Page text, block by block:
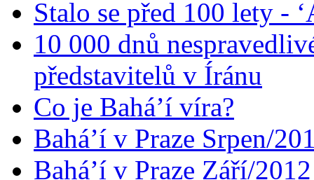
Stalo se před 100 lety -
10 000 dnů
představitelů v Íránu
Co je Bahá’í víra?
Bahá’í v Praze Srpen/
Bahá’í v Praze Září/2012